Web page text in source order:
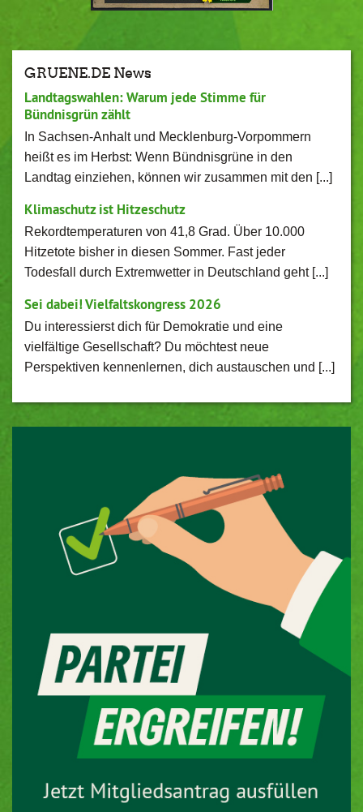
GRUENE.DE News
Landtagswahlen: Warum jede Stimme für
Bündnisgrün zählt
In Sachsen-Anhalt und Mecklenburg-Vorpommern
heißt es im Herbst: Wenn Bündnisgrüne in den
Landtag einziehen, können wir zusammen mit den [...]
Klimaschutz ist Hitzeschutz
Rekordtemperaturen von 41,8 Grad. Über 10.000
Hitzetote bisher in diesen Sommer. Fast jeder
Todesfall durch Extremwetter in Deutschland geht [...]
Sei dabei! Vielfaltskongress 2026
Du interessierst dich für Demokratie und eine
vielfältige Gesellschaft? Du möchtest neue
Perspektiven kennenlernen, dich austauschen und [...]